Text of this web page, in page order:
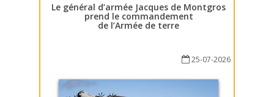
Le général d’armée Jacques de Montgros
prend le commandement
de l’Armée de terre
25-07-2026